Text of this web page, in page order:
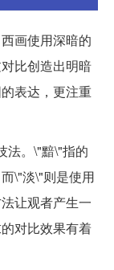
画使用深暗的
比创造出明暗
表达，更注重
法。\"黯\"指的
\"淡\"则是使用
让观者产生一
对比效果有着